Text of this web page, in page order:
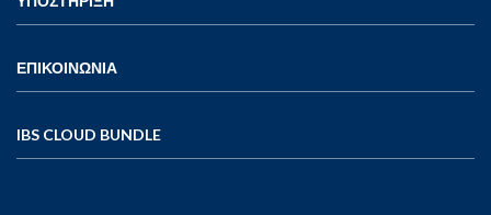
ΕΠΙΚΟΙΝΩΝΙΑ
IBS CLOUD BUNDLE